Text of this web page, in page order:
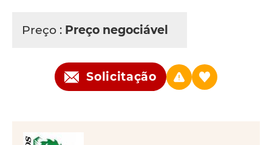
Preço : Preço negociável
Solicitação